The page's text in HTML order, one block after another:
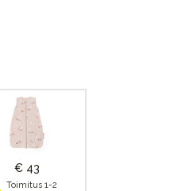
€ 43
Toimitus 1-2